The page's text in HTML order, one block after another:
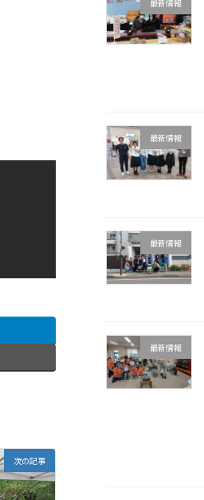
次の記事
最新情報
最新情報
最新情報
最新情報